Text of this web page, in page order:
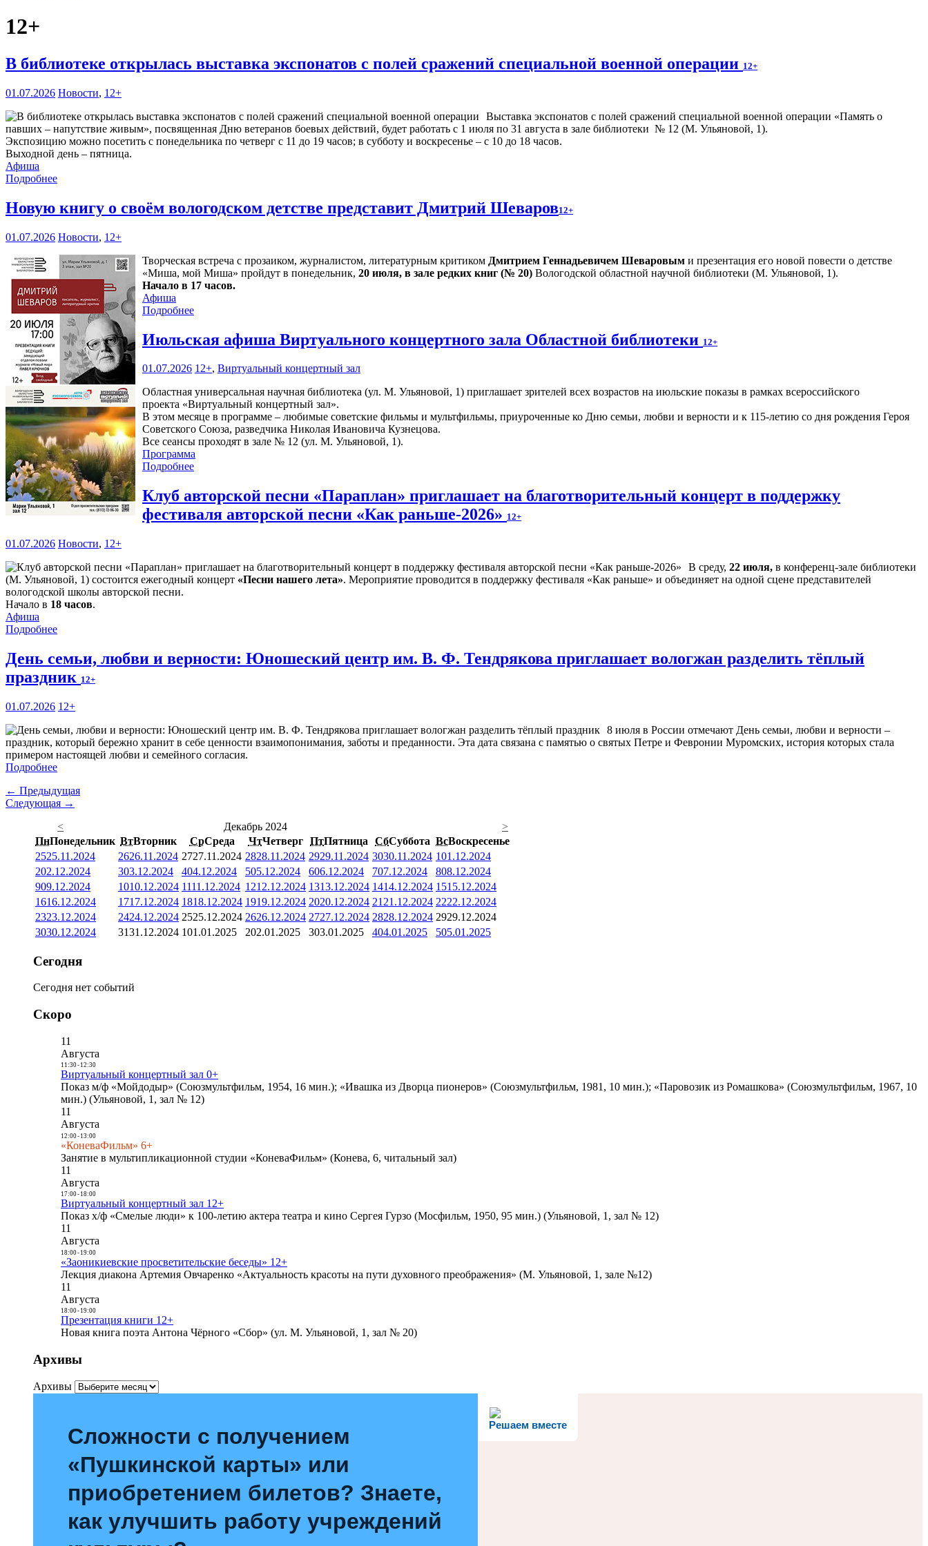
12+
В библиотеке открылась выставка экспонатов с полей сражений специальной военной операции 12+
01.07.2026 Новости, 12+
Выставка экспонатов с полей сражений специальной военной операции «Память о
павших – напутствие живым», посвященная Дню ветеранов боевых действий, будет работать с 1 июля по 31 августа в зале библиотеки № 12 (М. Ульяновой, 1).
Экспозицию можно посетить с понедельника по четверг с 11 до 19 часов; в субботу и воскресенье – с 10 до 18 часов.
Выходной день – пятница.
Афиша
Подробнее
Новую книгу о своём вологодском детстве представит Дмитрий Шеваров12+
01.07.2026 Новости, 12+
Творческая встреча с прозаиком, журналистом, литературным критиком Дмитрием Геннадьевичем Шеваровым и презентация его новой повести о детстве
«Миша, мой Миша» пройдут в понедельник, 20 июля, в зале редких книг (№ 20) Вологодской областной научной библиотеки (М. Ульяновой, 1).
Начало в 17 часов.
Афиша
Подробнее
Июльская афиша Виртуального концертного зала Областной библиотеки 12+
01.07.2026 12+, Виртуальный концертный зал
Областная универсальная научная библиотека (ул. М. Ульяновой, 1) приглашает зрителей всех возрастов на июльские показы в рамках всероссийского
проекта «Виртуальный концертный зал».
В этом месяце в программе – любимые советские фильмы и мультфильмы, приуроченные ко Дню семьи, любви и верности и к 115-летию со дня рождения Героя
Советского Союза, разведчика Николая Ивановича Кузнецова.
Все сеансы проходят в зале № 12 (ул. М. Ульяновой, 1).
Программа
Подробнее
Клуб авторской песни «Параплан» приглашает на благотворительный концерт в поддержку
фестиваля авторской песни «Как раньше-2026» 12+
01.07.2026 Новости, 12+
В среду, 22 июля, в конференц-зале библиотеки
(М. Ульяновой, 1) состоится ежегодный концерт «Песни нашего лета». Мероприятие проводится в поддержку фестиваля «Как раньше» и объединяет на одной сцене представителей
вологодской школы авторской песни.
Начало в 18 часов.
Афиша
Подробнее
День семьи, любви и верности: Юношеский центр им. В. Ф. Тендрякова приглашает вологжан разделить тёплый
праздник 12+
01.07.2026 12+
8 июля в России отмечают День семьи, любви и верности –
праздник, который бережно хранит в себе ценности взаимопонимания, заботы и преданности. Эта дата связана с памятью о святых Петре и Февронии Муромских, история которых стала
примером настоящей любви и семейного согласия.
Подробнее
← Предыдущая
Следующая →
<
Декабрь 2024
>
ПнПонедельник ВтВторник СрСреда ЧтЧетверг ПтПятница СбСуббота ВсВоскресенье
2525.11.2024 2626.11.2024 2727.11.2024 2828.11.2024 2929.11.2024 3030.11.2024 101.12.2024
202.12.2024 303.12.2024 404.12.2024 505.12.2024 606.12.2024 707.12.2024 808.12.2024
909.12.2024 1010.12.2024 1111.12.2024 1212.12.2024 1313.12.2024 1414.12.2024 1515.12.2024
1616.12.2024 1717.12.2024 1818.12.2024 1919.12.2024 2020.12.2024 21 21.12.2024 2222.12.2024
2323.12.2024 2424.12.2024 2525.12.2024 2626.12.2024 2727.12.2024 2828.12.2024 2929.12.2024
3030.12.2024 3131.12.2024 101.01.2025 202.01.2025 303.01.2025 404.01.2025 505.01.2025
Сегодня
Сегодня нет событий
Скоро
11
Августа
11:30- 12:30
Виртуальный концертный зал 0+
Показ м/ф «Мойдодыр» (Союзмультфильм, 1954, 16 мин.); «Ивашка из Дворца пионеров» (Союзмультфильм, 1981, 10 мин.); «Паровозик из Ромашкова» (Союзмультфильм, 1967, 10
мин.) (Ульяновой, 1, зал № 12)
11
Августа
12:00- 13:00
«КоневаФильм» 6+
Занятие в мультипликационной студии «КоневаФильм» (Конева, 6, читальный зал)
11
Августа
17:00- 18:00
Виртуальный концертный зал 12+
Показ х/ф «Смелые люди» к 100-летию актера театра и кино Сергея Гурзо (Мосфильм, 1950, 95 мин.) (Ульяновой, 1, зал № 12)
11
Августа
18:00- 19:00
«Заоникиевские просветительские беседы» 12+
Лекция диакона Артемия Овчаренко «Актуальность красоты на пути духовного преображения» (М. Ульяновой, 1, зале №12)
11
Августа
18:00- 19:00
Презентация книги 12+
Новая книга поэта Антона Чёрного «Сбор» (ул. М. Ульяновой, 1, зал № 20)
Архивы
Архивы
Решаем вместе
Сложности с получением
«Пушкинской карты» или
приобретением билетов? Знаете,
как улучшить работу учреждений